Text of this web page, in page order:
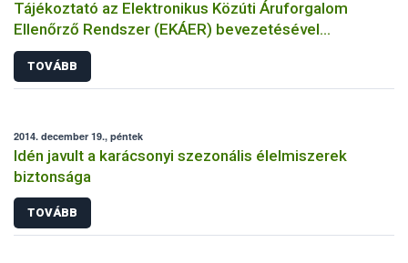
Tájékoztató az Elektronikus Közúti Áruforgalom
Ellenőrző Rendszer (EKÁER) bevezetésével
kapcsolatban
TOVÁBB
2014. december 19., péntek
Idén javult a karácsonyi szezonális élelmiszerek
biztonsága
TOVÁBB